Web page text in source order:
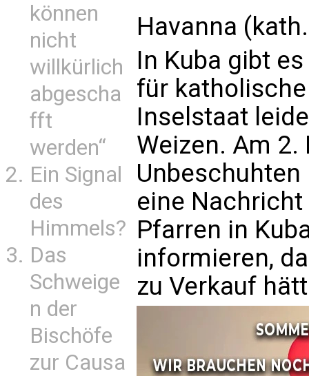
können
nicht
willkürlich
abgescha
fft
werden“
Ein Signal
des
Himmels?
Das
Schweige
n der
Bischöfe
zur Causa
Havanna
In Kuba gibt
für
Inselstaat
Weizen. Am
eine
Pfarren in
informieren,
zu Verkauf